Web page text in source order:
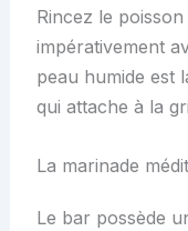
Rincez le
impérativement
peau humide est
qui attache à la
La marinade
Le bar possède